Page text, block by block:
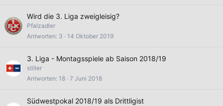
Wird die 3. Liga zweigleisig?
Pfalzadler
Antworten 3 14 Oktober 2019
3. Liga - Montagsspiele ab Saison 2018/19
stiller
Antworten 18 7 Juni 2018
Südwestpokal 2018/19 als Drittligist